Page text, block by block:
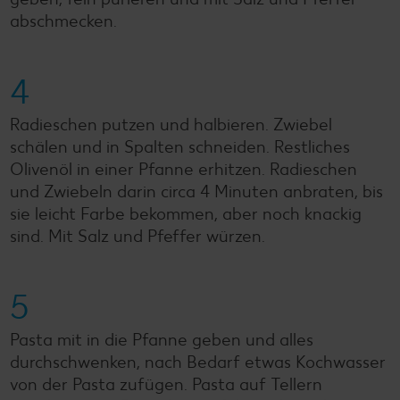
abschmecken.
4
Radieschen putzen und halbieren. Zwiebel
schälen und in Spalten schneiden. Restliches
Olivenöl in einer Pfanne erhitzen. Radieschen
und Zwiebeln darin circa 4 Minuten anbraten, bis
sie leicht Farbe bekommen, aber noch knackig
sind. Mit Salz und Pfeffer würzen.
5
Pasta mit in die Pfanne geben und alles
durchschwenken, nach Bedarf etwas Kochwasser
von der Pasta zufügen. Pasta auf Tellern